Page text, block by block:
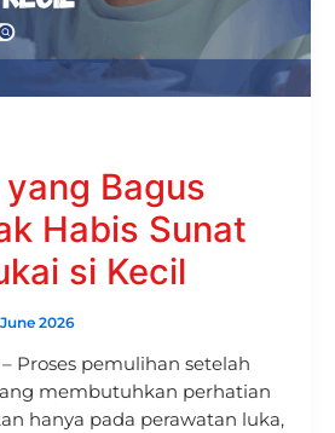
Bagus
Habis Sunat
si Kecil
2026
Proses pemulihan setelah
membutuhkan perhatian
hanya pada perawatan luka,